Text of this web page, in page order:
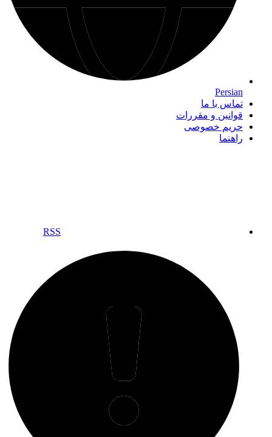
Persian
تماس با ما
قوانین و مقررات
حریم خصوصی
راهنما
RSS